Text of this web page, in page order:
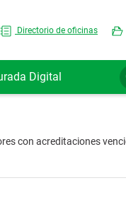
Directorio de oficinas
Digital
con acreditaciones